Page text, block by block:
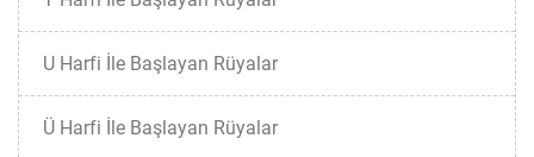
U Harfi İle Başlayan Rüyalar
Ü Harfi İle Başlayan Rüyalar